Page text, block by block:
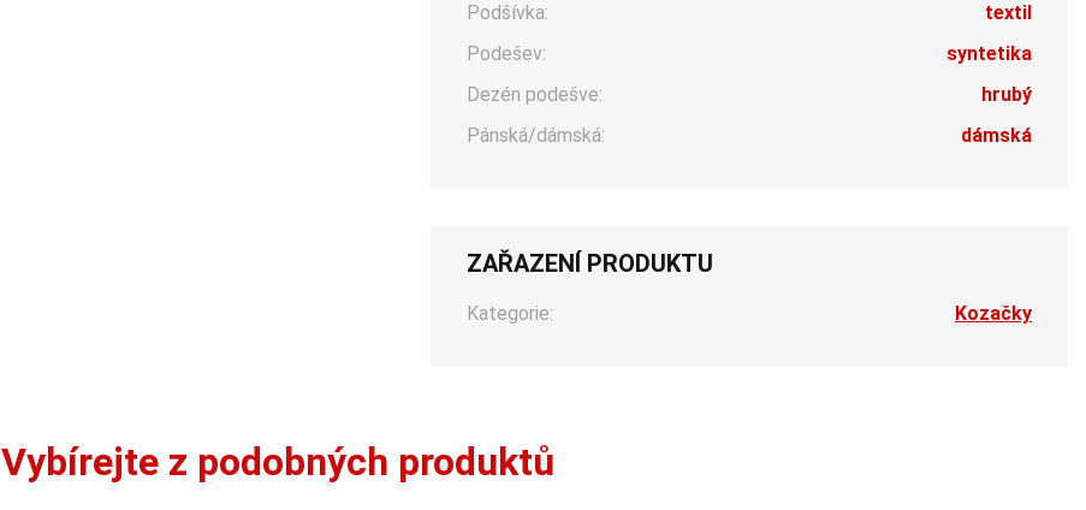
Podšívka:
textil
Podešev:
syntetika
Dezén podešve:
hrubý
Pánská/dámská:
dámská
ZAŘAZENÍ PRODUKTU
Kategorie: Kozačky
Vybírejte z podobných produktů